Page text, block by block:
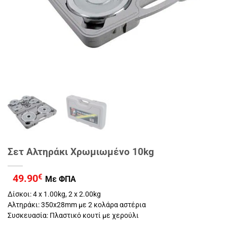
Σετ Αλτηράκι Χρωμιωμένο 10kg
49.90€ Με ΦΠΑ
Δίσκοι: 4 x 1.00kg, 2 x 2.00kg
Αλτηράκι: 350x28mm με 2 κολάρα αστέρια
Συσκευασία: Πλαστικό κουτί με χερούλι